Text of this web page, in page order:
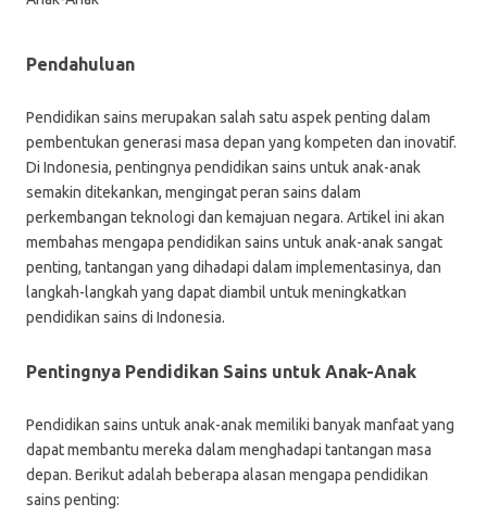
Pendahuluan
Pendidikan sains merupakan salah satu aspek penting dalam
pembentukan generasi masa depan yang kompeten dan inovatif.
Di Indonesia, pentingnya pendidikan sains untuk anak-anak
semakin ditekankan, mengingat peran sains dalam
perkembangan teknologi dan kemajuan negara. Artikel ini akan
membahas mengapa pendidikan sains untuk anak-anak sangat
penting, tantangan yang dihadapi dalam implementasinya, dan
langkah-langkah yang dapat diambil untuk meningkatkan
pendidikan sains di Indonesia.
Pentingnya Pendidikan Sains untuk Anak-Anak
Pendidikan sains untuk anak-anak memiliki banyak manfaat yang
dapat membantu mereka dalam menghadapi tantangan masa
depan. Berikut adalah beberapa alasan mengapa pendidikan
sains penting: